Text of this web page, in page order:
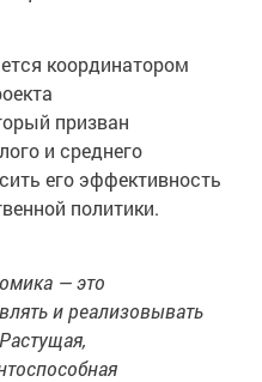
координатором
призван
и среднего
его эффективность
политики.
— это
и реализовывать